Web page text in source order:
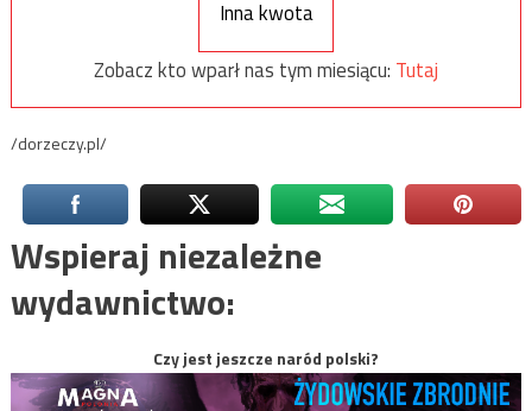
Inna kwota
Zobacz kto wparł nas tym miesiącu: Tutaj
/dorzeczy.pl/
Wspieraj niezależne
wydawnictwo:
Czy jest jeszcze naród polski?